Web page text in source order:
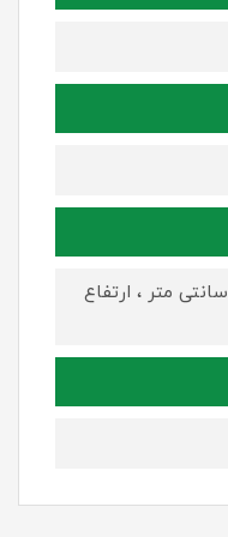
طول 102 سانتی متر ، عرض 15 سانتی متر ، ارتفاع